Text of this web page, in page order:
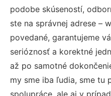
podobe skúseností,
ste na správnej adrese –
povedané, garantujeme
serióznosť a korektné
až po samotné
my sme iba ľudia, sme tu
spolupráce, ale aj v